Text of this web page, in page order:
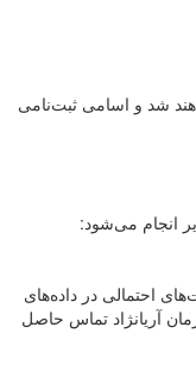
شد و اسامی ثبت‌نامی
انجام می‌شود:
احتمالی در داده‌های
آریانژاد تماس حاصل